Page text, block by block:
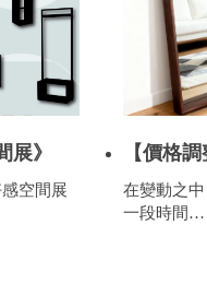
展》
空間展
【價格
起，部
整
在變動之
一段時間